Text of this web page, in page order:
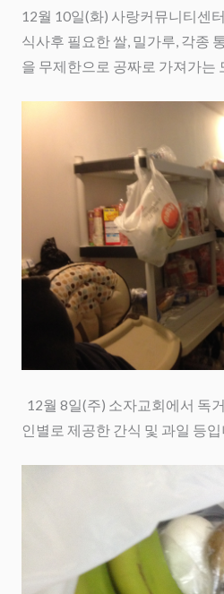
12월 10일(화) 사랑커뮤니티센
식사후 필요한 쌀, 밀가루, 각종
을 무제한으로 공짜로 가져가는
12월 8일(주) 소자교회에서 독
인별로 제공한 간식 및 과일 등